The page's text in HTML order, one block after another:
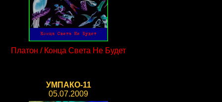
Платон / Конца Света Не Будет
УМПАКО-11
05.07.2009